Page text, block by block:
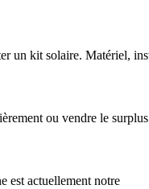
un kit solaire. Matériel,
ou vendre le
est actuellement notre